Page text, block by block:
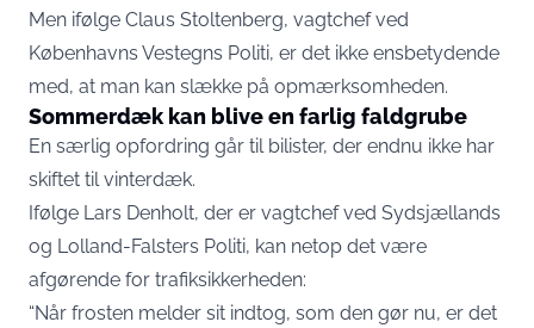
Men ifølge Claus Stoltenberg, vagtchef ved
Københavns Vestegns Politi, er det ikke ensbetydende
med, at man kan slække på opmærksomheden.
Sommerdæk kan blive en farlig faldgrube
En særlig opfordring går til bilister, der endnu ikke har
skiftet til vinterdæk.
Ifølge Lars Denholt, der er vagtchef ved Sydsjællands
og Lolland-Falsters Politi, kan netop det være
afgørende for trafiksikkerheden:
“Når frosten melder sit indtog, som den gør nu, er det